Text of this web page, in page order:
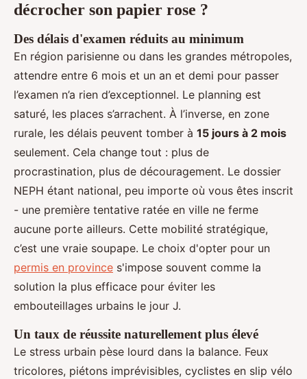
décrocher son papier rose ?
Des délais d'examen réduits au minimum
En région parisienne ou dans les grandes métropoles,
attendre entre 6 mois et un an et demi pour passer
l’examen n’a rien d’exceptionnel. Le planning est
saturé, les places s’arrachent. À l’inverse, en zone
rurale, les délais peuvent tomber à 15 jours à 2 mois
seulement. Cela change tout : plus de
procrastination, plus de découragement. Le dossier
NEPH étant national, peu importe où vous êtes inscrit
- une première tentative ratée en ville ne ferme
aucune porte ailleurs. Cette mobilité stratégique,
c’est une vraie soupape. Le choix d'opter pour un
permis en province s'impose souvent comme la
solution la plus efficace pour éviter les
embouteillages urbains le jour J.
Un taux de réussite naturellement plus élevé
Le stress urbain pèse lourd dans la balance. Feux
tricolores, piétons imprévisibles, cyclistes en slip vélo